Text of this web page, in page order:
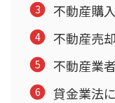
不動産購
不動産売
不動産業
貸金業法